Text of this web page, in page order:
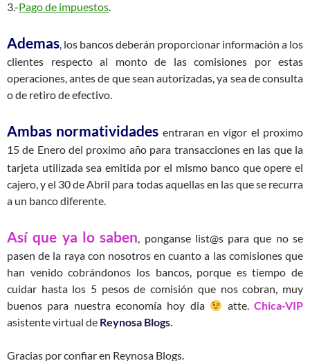
3.-Pago de impuestos.
Ademas, los bancos deberán proporcionar información a los
clientes respecto al monto de las comisiones por estas
operaciones, antes de que sean autorizadas, ya sea de consulta
o de retiro de efectivo.
Ambas normatividades entraran en vigor el proximo
15 de Enero del proximo año para transacciones en las que la
tarjeta utilizada sea emitida por el mismo banco que opere el
cajero, y el 30 de Abril para todas aquellas en las que se recurra
a un banco diferente.
Así que ya lo saben, ponganse list@s para que no se
pasen de la raya con nosotros en cuanto a las comisiones que
han venido cobrándonos los bancos, porque es tiempo de
cuidar hasta los 5 pesos de comisión que nos cobran, muy
buenos para nuestra economía hoy dia
atte.Chica-VIP
asistente virtual de Reynosa Blogs.
Gracias por confiar en Reynosa Blogs.